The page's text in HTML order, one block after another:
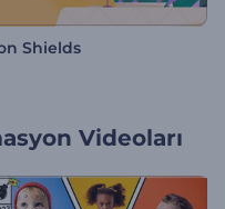
Shields
Videoları